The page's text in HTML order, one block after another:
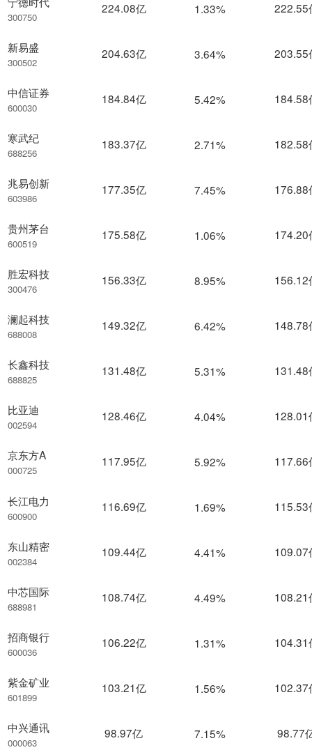
300750
新易盛
300502
中信证券
600030
寒武纪
688256
兆易创新
603986
贵州茅台
600519
胜宏科技
300476
澜起科技
688008
长鑫科技
688825
比亚迪
002594
京东方A
000725
长江电力
600900
东山精密
002384
中芯国际
688981
招商银行
600036
紫金矿业
601899
中兴通讯
000063
224.08亿 1.33% 222.55
204.63亿 3.64% 203.55
184.84亿 5.42% 184.58
183.37亿 2.71% 182.58
177.35亿 7.45% 176.88
175.58亿 1.06% 174.20
156.33亿 8.95% 156.12
149.32亿 6.42% 148.78
131.48亿 5.31% 131.48
128.46亿 4.04% 128.01
117.95亿 5.92% 117.66
116.69亿 1.69% 115.53
109.44亿 4.41% 109.07
108.74亿 4.49% 108.21
106.22亿 1.31% 104.31
103.21亿 1.56% 102.37
98.97亿 7.15% 98.77